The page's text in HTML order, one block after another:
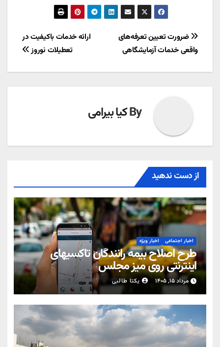
راهبری
نوشته
ارائه خدمات باکیفیت در
تعطیلات نوروز
ضرورت تعیین تعرفه‌های
واقعی خدمات آزمایشگاهی
Byکیا بیرامی
از دست ندهید
اخبار اجتماعی اخبار ویژه
طرح اصلاح بیمه رانندگان تاکسیهای
اینترنتی روی میز مجلس
مرداد ۱۵, ۱۴۰۵ یکتا طالبی